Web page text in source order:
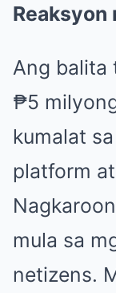
Reaksyon
Ang balita
₱5
kumalat
platform
mula sa
netizens.